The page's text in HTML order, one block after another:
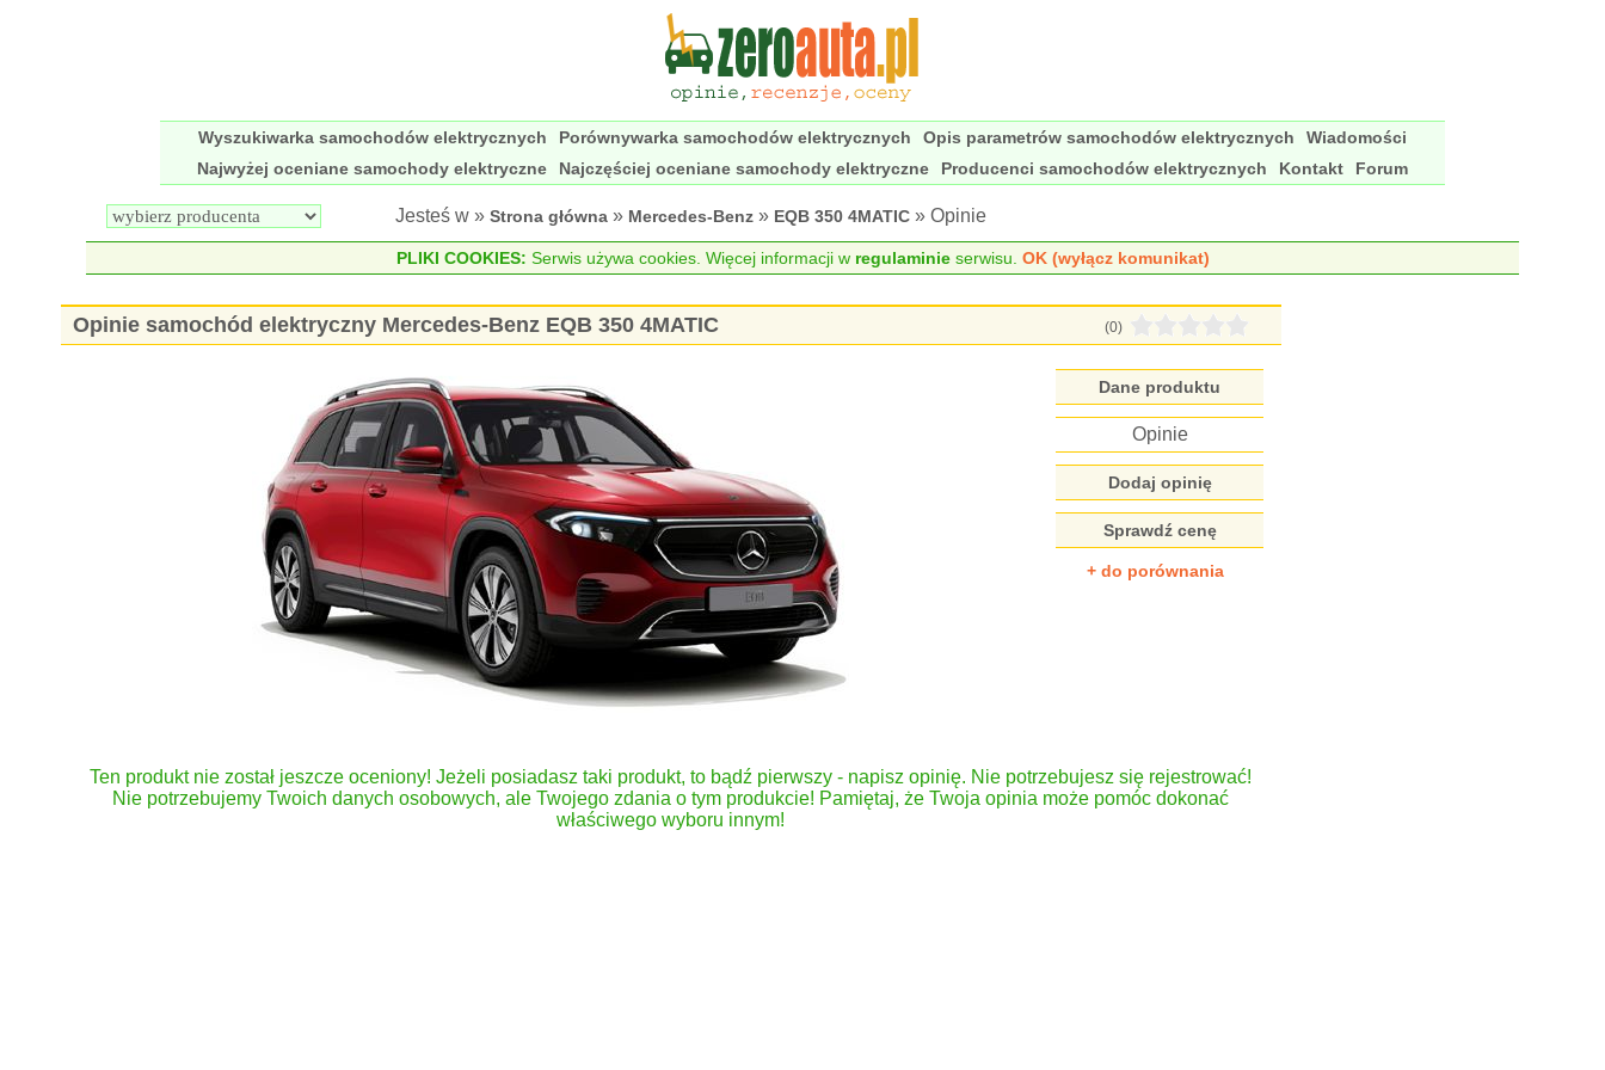
Wyszukiwarka samochodów elektrycznych Porównywarka samochodów elektrycznych Opis parametrów samochodów elektrycznych
Wiadomości
Najwyżej oceniane samochody elektryczne
Najczęściej oceniane samochody elektryczne Producenci samochodów elektrycznych Kontakt Forum
Jesteś w » Strona główna » Mercedes-Benz » EQB 350 4MATIC » Opinie
PLIKI COOKIES: Serwis używa cookies. Więcej informacji w regulaminieserwisu. OK (wyłącz komunikat)
Opinie samochód elektryczny Mercedes-Benz EQB 350 4MATIC (0)
Dane produktu
Opinie
Dodaj opinię
Sprawdź cenę
+ do porównania
Ten produkt nie został jeszcze oceniony! Jeżeli posiadasz taki produkt, to bądź pierwszy - napisz opinię. Nie potrzebujesz się rejestrować!
Nie potrzebujemy Twoich danych osobowych, ale Twojego zdania o tym produkcie! Pamiętaj, że Twoja opinia może pomóc dokonać
właściwego wyboru innym!